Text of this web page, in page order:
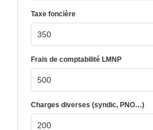
Taxe foncière
Frais de comptabilité LMNP
Charges diverses (syndic, PNO…)